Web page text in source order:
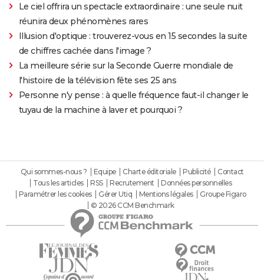
Le ciel offrira un spectacle extraordinaire : une seule nuit
réunira deux phénomènes rares
Illusion d'optique : trouverez-vous en 15 secondes la suite
de chiffres cachée dans l'image ?
La meilleure série sur la Seconde Guerre mondiale de
l'histoire de la télévision fête ses 25 ans
Personne n'y pense : à quelle fréquence faut-il changer le
tuyau de la machine à laver et pourquoi ?
Qui sommes-nous ? Equipe Charte éditoriale Publicité
Contact
Tous les articles
RSS Recrutement
Données personnelles
Paramétrer les cookies
Gérer Utiq Mentions légales
Groupe Figaro
© 2026 CCM Benchmark